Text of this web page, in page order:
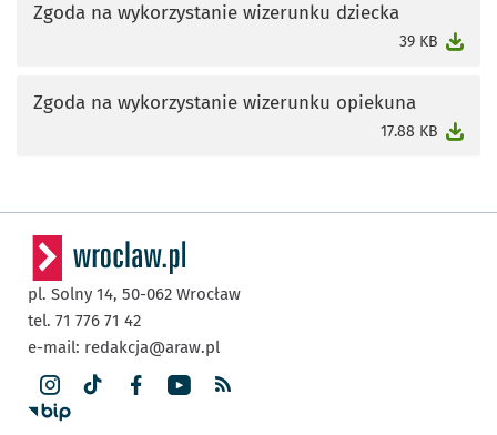
Zgoda na wykorzystanie wizerunku dziecka
39 KB
Zgoda na wykorzystanie wizerunku opiekuna
17.88 KB
pl. Solny 14, 50-062 Wrocław
tel. 71 776 71 42
e-mail: redakcja@araw.pl